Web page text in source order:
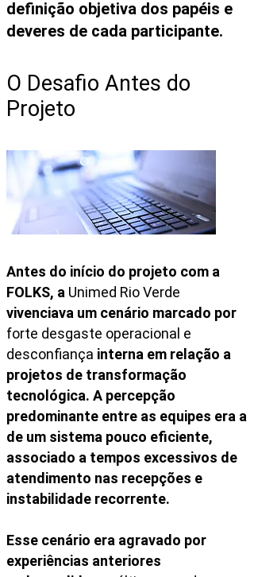
definição objetiva dos papéis e
deveres de cada participante.
O Desafio Antes do
Projeto
Antes do início do projeto com a
FOLKS, a Unimed Rio Verde
vivenciava um cenário marcado por
forte desgaste operacional e
desconfiança interna em relação a
projetos de transformação
tecnológica. A percepção
predominante entre as equipes era a
de um sistema pouco eficiente,
associado a tempos excessivos de
atendimento nas recepções e
instabilidade recorrente.
Esse cenário era agravado por
experiências anteriores